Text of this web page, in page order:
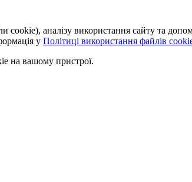
аналізу використання сайту та
у Політиці використання файлів
на вашому пристрої.